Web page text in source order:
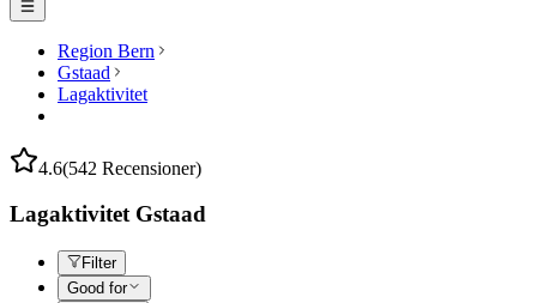
Region Bern
Gstaad
Lagaktivitet
4.6(542 Recensioner)
Lagaktivitet Gstaad
Filter
Good for